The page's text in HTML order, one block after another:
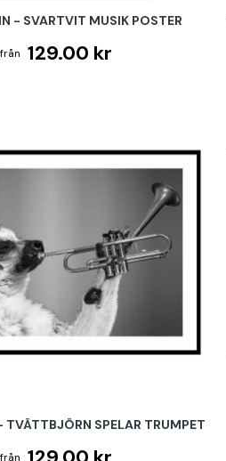
- SVARTVIT MUSIK POSTER
129.00 kr
TVÄTTBJÖRN SPELAR TRUMPET